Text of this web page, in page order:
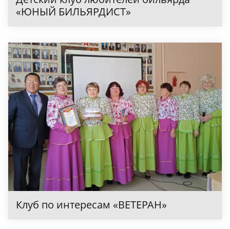
«ЮНЫЙ БИЛЬЯРДИСТ»
Клуб по интересам «ВЕТЕРАН»